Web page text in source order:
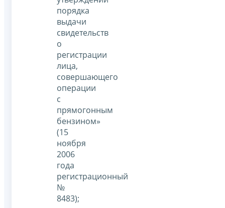
порядка
выдачи
свидетельств
о
регистрации
лица,
совершающего
операции
с
прямогонным
бензином»
(15
ноября
2006
года
регистрационный
№
8483);